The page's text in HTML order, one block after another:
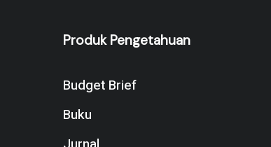
Produk Pengetahuan
Budget Brief
Buku